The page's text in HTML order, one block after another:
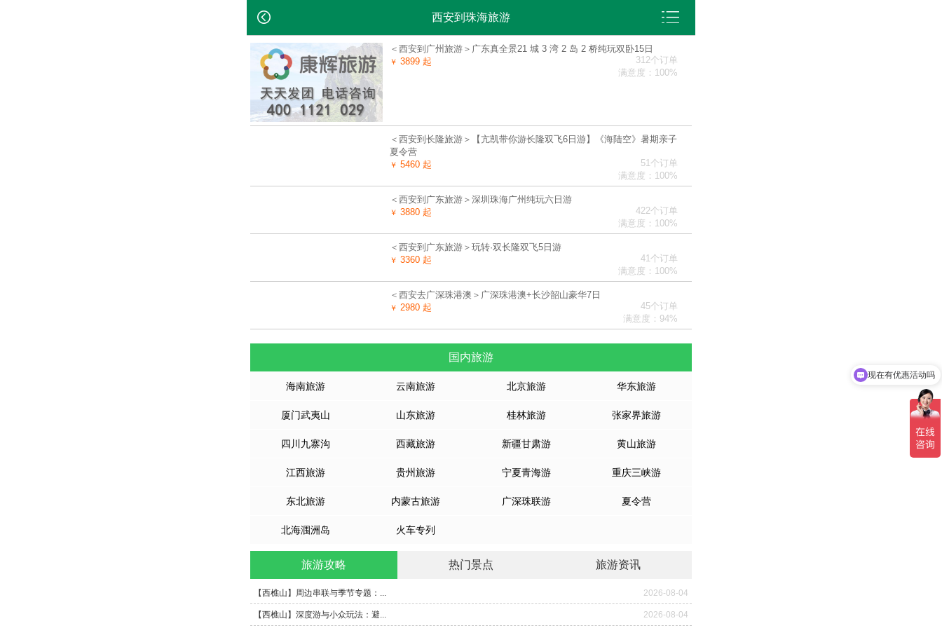
西安到珠海旅游
＜西安到广州旅游＞广东真全景21 城 3 湾 2 岛 2 桥纯玩双卧15日
￥ 3899 起
312个订单
满意度：100%
＜西安到长隆旅游＞【亢凯带你游长隆双飞6日游】《海陆空》暑期亲子
夏令营
￥ 5460 起
51个订单
满意度：100%
＜西安到广东旅游＞深圳珠海广州纯玩六日游
￥ 3880 起
422个订单
满意度：100%
＜西安到广东旅游＞玩转·双长隆双飞5日游
￥ 3360 起
41个订单
满意度：100%
＜西安去广深珠港澳＞广深珠港澳+长沙韶山豪华7日
￥ 2980 起
45个订单
满意度：94%
国内旅游
海南旅游 云南旅游 北京旅游 华东旅游
厦门武夷山 山东旅游 桂林旅游 张家界旅游
四川九寨沟 西藏旅游 新疆甘肃游 黄山旅游
江西旅游 贵州旅游 宁夏青海游 重庆三峡游
东北旅游 内蒙古旅游 广深珠联游 夏令营
北海涠洲岛 火车专列
旅游攻略 热门景点 旅游资讯
【西樵山】周边串联与季节专题：... 2026-08-04
【西樵山】深度游与小众玩法：避... 2026-08-04
现在有优惠活动吗